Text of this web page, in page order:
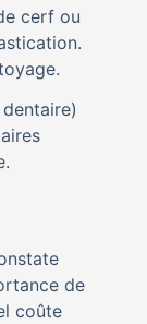
cerf ou
de
coûte